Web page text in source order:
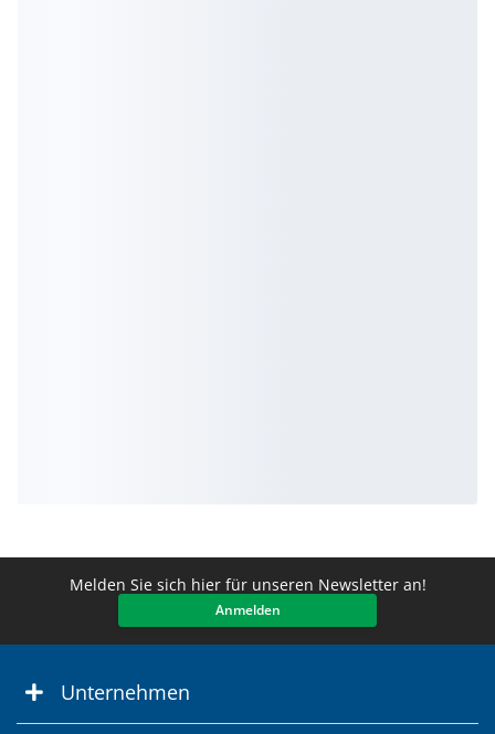
Melden Sie sich hier für unseren Newsletter an!
Anmelden
Unternehmen